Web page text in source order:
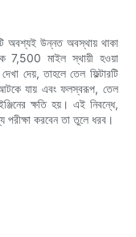
অবশ্যই উন্নত অবস্থায় থাকা
7,500 মাইল স্থায়ী হওয়া
দেয়, তাহলে তেল ফিল্টারটি
আটকে যায় এবং ফলস্বরূপ, তেল
ক্ষতি হয়। এই নিবন্ধে,
পরীক্ষা করবেন তা তুলে ধরব।